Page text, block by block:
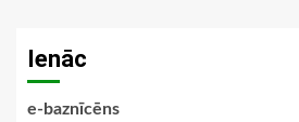
Ienāc
e-baznīcēns